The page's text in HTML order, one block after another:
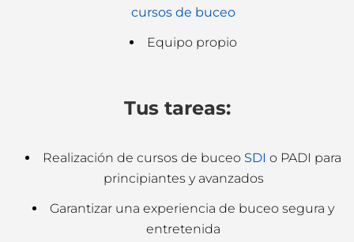
cursos de buceo
Equipo propio
Tus tareas:
Realización de cursos de buceo SDI o PADI para
principiantes y avanzados
Garantizar una experiencia de buceo segura y
entretenida